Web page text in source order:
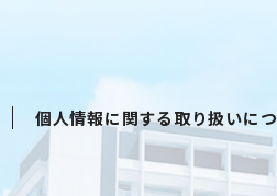
個人情報に関する取り扱いに